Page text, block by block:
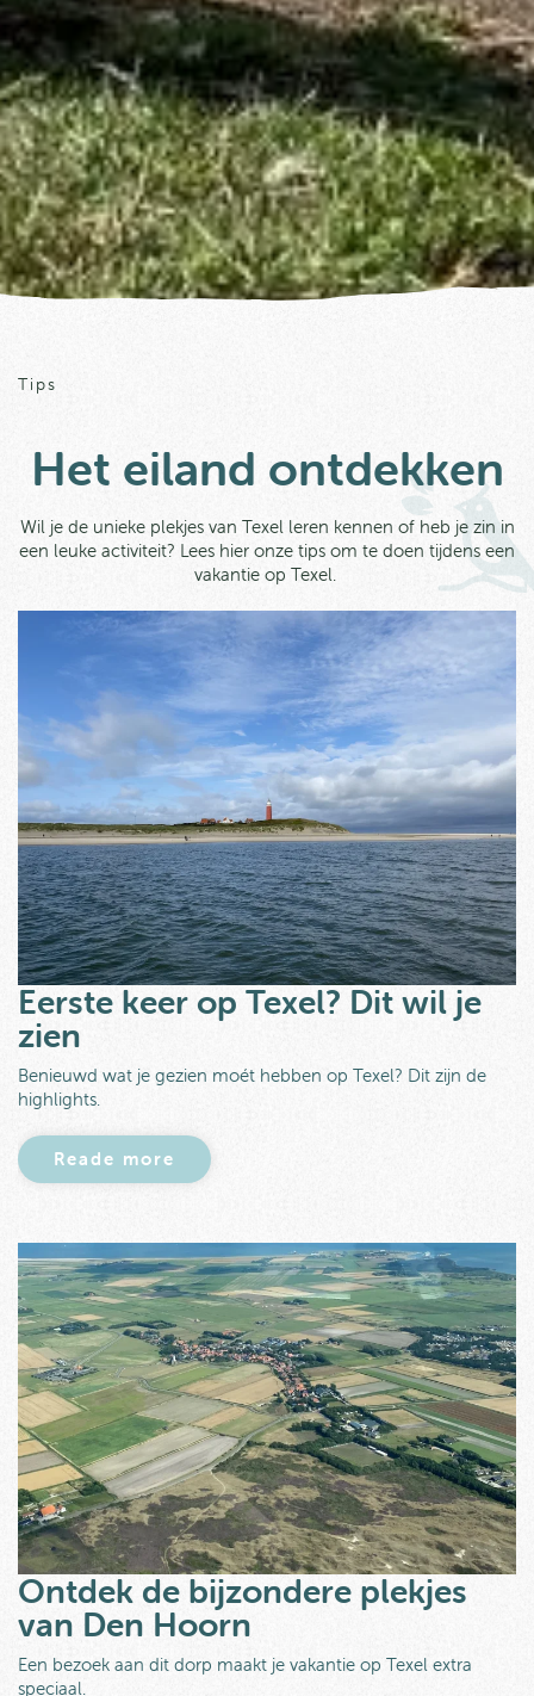
Tips
Het eiland ontdekken
Wil je de unieke plekjes van Texel leren kennen of heb je zin in
een leuke activiteit? Lees hier onze tips om te doen tijdens een
vakantie op Texel.
Eerste keer op Texel? Dit wil je
zien
Benieuwd wat je gezien moét hebben op Texel? Dit zijn de
highlights.
Reade more
Ontdek de bijzondere plekjes
van Den Hoorn
Een bezoek aan dit dorp maakt je vakantie op Texel extra
speciaal.